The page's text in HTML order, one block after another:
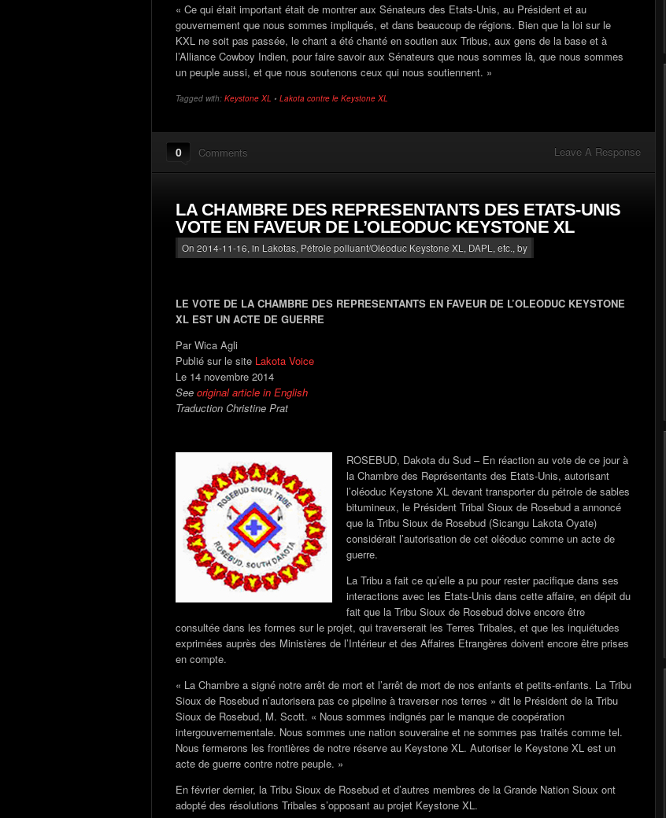
« Ce qui était important était de montrer aux Sénateurs des Etats-Unis, au Président et au
gouvernement que nous sommes impliqués, et dans beaucoup de régions. Bien que la loi sur le
KXL ne soit pas passée, le chant a été chanté en soutien aux Tribus, aux gens de la base et à
l’Alliance Cowboy Indien, pour faire savoir aux Sénateurs que nous sommes là, que nous sommes
un peuple aussi, et que nous soutenons ceux qui nous soutiennent. »
Tagged with: Keystone XL • Lakota contre le Keystone XL
0 Comments Leave A Response
LA CHAMBRE DES REPRESENTANTS DES ETATS-UNIS
VOTE EN FAVEUR DE L’OLEODUC KEYSTONE XL
On 2014-11-16, in Lakotas Pétrole polluant/Oléoduc Keystone XL, DAPL, etc. , by
LE VOTE DE LA CHAMBRE DES REPRESENTANTS EN FAVEUR DE L’OLEODUC KEYSTONE
XL EST UN ACTE DE GUERRE
Par Wica Agli
Publié sur le site Lakota Voice
Le 14 novembre 2014
See original article in English
Traduction Christine Prat
ROSEBUD, Dakota du Sud – En réaction au vote de ce jour à
la Chambre des Représentants des Etats-Unis, autorisant
l’oléoduc Keystone XL devant transporter du pétrole de sables
bitumineux, le Président Tribal Sioux de Rosebud a annoncé
que la Tribu Sioux de Rosebud (Sicangu Lakota Oyate)
considérait l’autorisation de cet oléoduc comme un acte de
guerre.
La Tribu a fait ce qu’elle a pu pour rester pacifique dans ses
interactions avec les Etats-Unis dans cette affaire, en dépit du
fait que la Tribu Sioux de Rosebud doive encore être
consultée dans les formes sur le projet, qui traverserait les Terres Tribales, et que les inquiétudes
exprimées auprès des Ministères de l’Intérieur et des Affaires Etrangères doivent encore être prises
en compte.
« La Chambre a signé notre arrêt de mort et l’arrêt de mort de nos enfants et petits-enfants. La Tribu
Sioux de Rosebud n’autorisera pas ce pipeline à traverser nos terres » dit le Président de la Tribu
Sioux de Rosebud, M. Scott. « Nous sommes indignés par le manque de coopération
intergouvernementale. Nous sommes une nation souveraine et ne sommes pas traités comme tel.
Nous fermerons les frontières de notre réserve au Keystone XL. Autoriser le Keystone XL est un
acte de guerre contre notre peuple. »
En février dernier, la Tribu Sioux de Rosebud et d’autres membres de la Grande Nation Sioux ont
adopté des résolutions Tribales s’opposant au projet Keystone XL.